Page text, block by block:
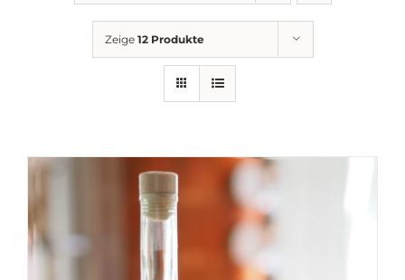
Getränkemarkt
Rezepte
Zeige 12 Produkte